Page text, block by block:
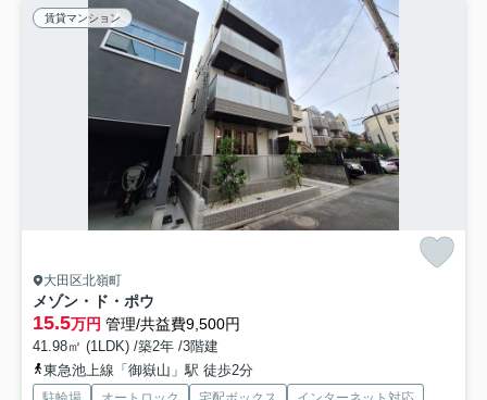
賃貸マンション
大田区北嶺町
メゾン・ド・ポウ
15.5万円 管理/共益費9,500円
41.98㎡ (1LDK) /築2年 /3階建
東急池上線「御嶽山」駅 徒歩2分